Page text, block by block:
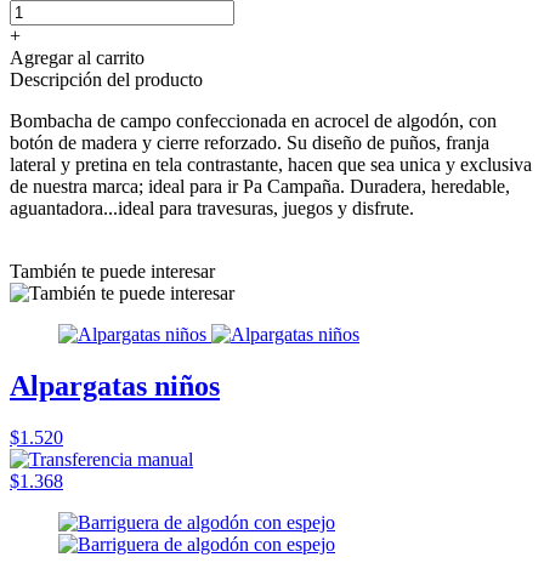
+
Agregar al carrito
Descripción del producto
Bombacha de campo confeccionada en acrocel de algodón, con
botón de madera y cierre reforzado. Su diseño de puños, franja
lateral y pretina en tela contrastante, hacen que sea unica y exclusiva
de nuestra marca; ideal para ir Pa Campaña. Duradera, heredable,
aguantadora...ideal para travesuras, juegos y disfrute.
También te puede interesar
Alpargatas niños
$1.520
$1.368